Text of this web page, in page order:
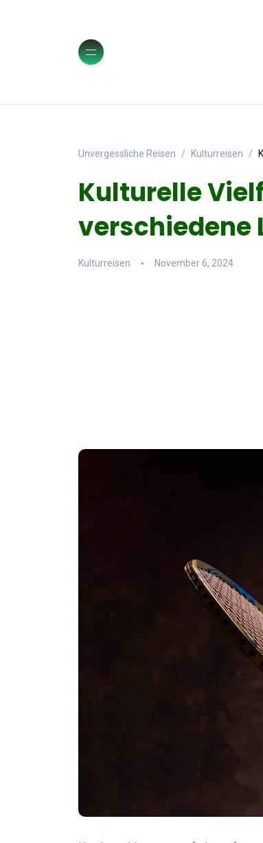
Unvergessliche Reisen Kulturreisen
Kulturelle
verschiedene
Kulturreisen November 6, 2024